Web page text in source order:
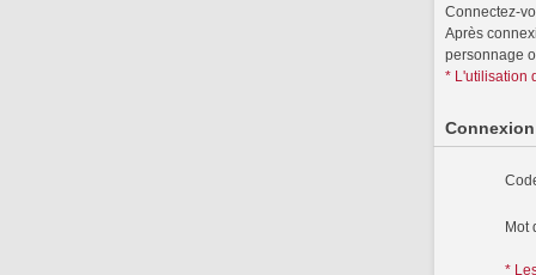
Connectez-
Après
personnage
* L'utilisation
Connexion
Mot
*